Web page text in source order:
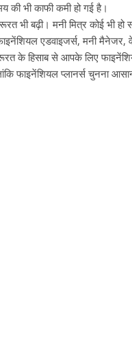
भी काफी कमी हो गई है।
भी बढ़ी। मनी मित्र कोई भी
एडवाइजर्स, मनी मैनेजर,
के हिसाब से आपके लिए
फाइनेंशियल प्लानर्स चुनना